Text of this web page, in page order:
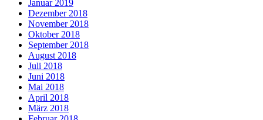
Januar 2019
Dezember 2018
November 2018
Oktober 2018
September 2018
August 2018
Juli 2018
Juni 2018
Mai 2018
April 2018
März 2018